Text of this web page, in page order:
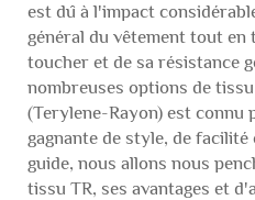
est dû à l'impact
général du vêtement tout en
toucher et de sa résistance
nombreuses options de
(Terylene-Rayon) est connu
gagnante de style, de
guide, nous allons nous
tissu TR, ses avantages et